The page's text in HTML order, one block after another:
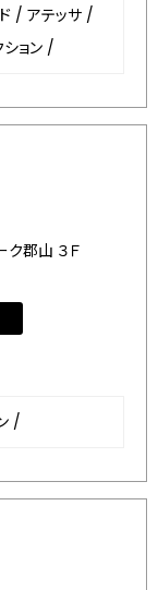
/ アテッサ /
ョン /
ク郡山 ３Ｆ
/